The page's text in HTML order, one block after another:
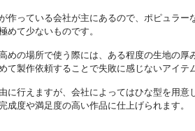
作っている会社が主にあるので、ポピュラー
めて少ないものです。
めの場所で使う際には、ある程度の生地の厚
て製作依頼することで失敗に感じないアイテ
に行えますが、会社によってはひな型を用意
成度や満足度の高い作品に仕上げられます。